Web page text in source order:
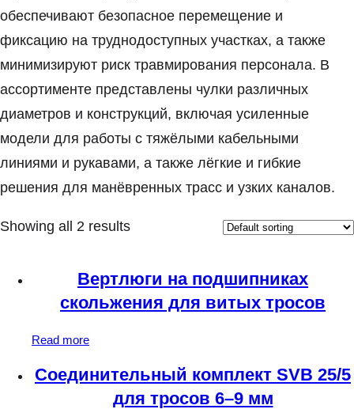
обеспечивают безопасное перемещение и
фиксацию на труднодоступных участках, а также
минимизируют риск травмирования персонала. В
ассортименте представлены чулки различных
диаметров и конструкций, включая усиленные
модели для работы с тяжёлыми кабельными
линиями и рукавами, а также лёгкие и гибкие
решения для манёвренных трасс и узких каналов.
Showing all 2 results
Вертлюги на подшипниках
скольжения для витых тросов
Read more
Соединительный комплект SVB 25/5
для тросов 6–9 мм